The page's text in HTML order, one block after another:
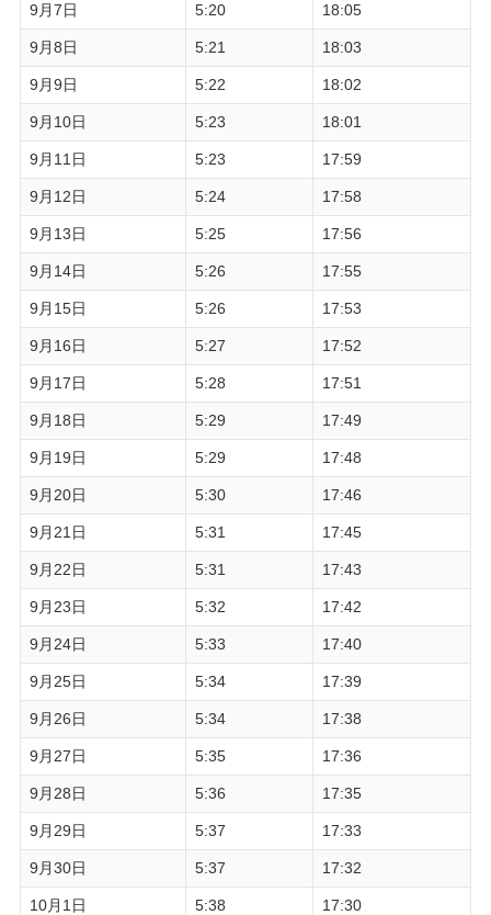
9月7日 5:20 18:05
9月8日 5:21 18:03
9月9日 5:22 18:02
9月10日 5:23 18:01
9月11日 5:23 17:59
9月12日 5:24 17:58
9月13日 5:25 17:56
9月14日 5:26 17:55
9月15日 5:26 17:53
9月16日 5:27 17:52
9月17日 5:28 17:51
9月18日 5:29 17:49
9月19日 5:29 17:48
9月20日 5:30 17:46
9月21日 5:31 17:45
9月22日 5:31 17:43
9月23日 5:32 17:42
9月24日 5:33 17:40
9月25日 5:34 17:39
9月26日 5:34 17:38
9月27日 5:35 17:36
9月28日 5:36 17:35
9月29日 5:37 17:33
9月30日 5:37 17:32
10月1日 5:38 17:30